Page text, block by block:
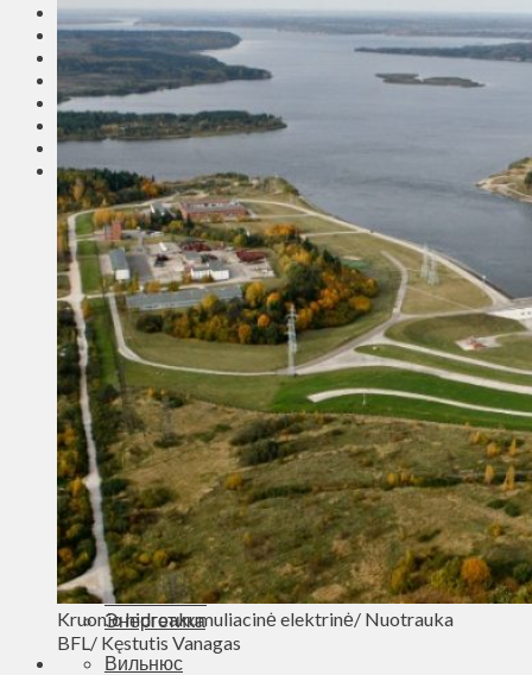
Соседи
Транспорт
Выбор читателей
Калейдоскоп
Армия
Сейм Литвы
Культура
Больше
Фоторепортаж
Туризм
ЛК рекомендует
Сеньорам
Образование
Здравоохранение
Экология
Происшествия
Приграничье
Деньги
Визиты
Выборы
Агроновости
Едим дома
Ищу семью
Духовное пространство
Спорт
Технологии
Энергетика
Вильнюс
Kruonio hidroakumuliacinė elektrinė/ Nuotrauka
BFL/ Kęstutis Vanagas